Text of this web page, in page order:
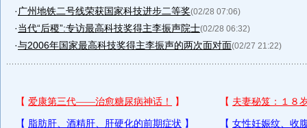
· 广州地铁二号线荣获国家科技进步二等奖(02/28 07:06)
·当代“后稷”:专访最高科技奖得主李振声院士(02/28 06:32)
·与2006年国家最高科技奖得主李振声的两次面对面(02/27 21:22)